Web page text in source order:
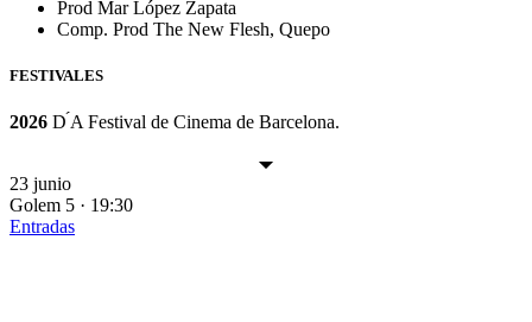
Prod Mar López Zapata
Comp. Prod The New Flesh, Quepo
FESTIVALES
2026 D ́A Festival de Cinema de Barcelona.
23 junio
Golem 5 · 19:30
Entradas